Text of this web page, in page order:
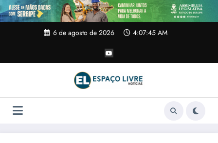
Pular
para
o
6 de agosto de 2026 4:07:46 AM